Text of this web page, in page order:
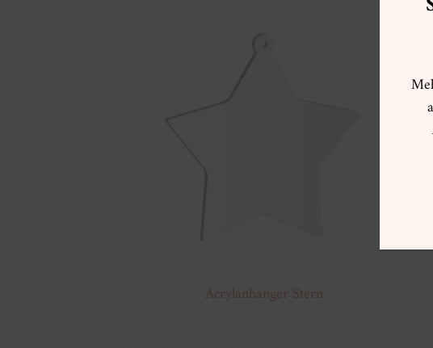
Acrylanhänger Stern